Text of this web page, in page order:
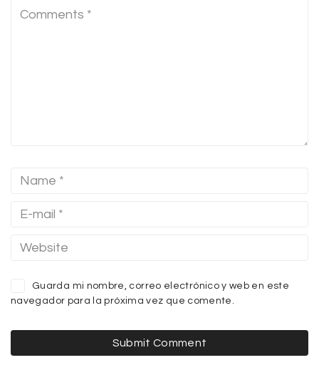
Guarda mi nombre, correo electrónico y web en este
navegador para la próxima vez que comente.